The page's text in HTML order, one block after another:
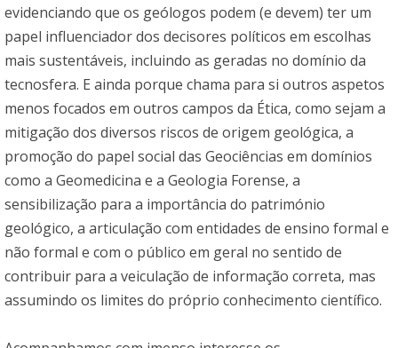
evidenciando que os geólogos podem (e devem) ter um
papel influenciador dos decisores políticos em escolhas
mais sustentáveis, incluindo as geradas no domínio da
tecnosfera. E ainda porque chama para si outros aspetos
menos focados em outros campos da Ética, como sejam a
mitigação dos diversos riscos de origem geológica, a
promoção do papel social das Geociências em domínios
como a Geomedicina e a Geologia Forense, a
sensibilização para a importância do património
geológico, a articulação com entidades de ensino formal e
não formal e com o público em geral no sentido de
contribuir para a veiculação de informação correta, mas
assumindo os limites do próprio conhecimento científico.